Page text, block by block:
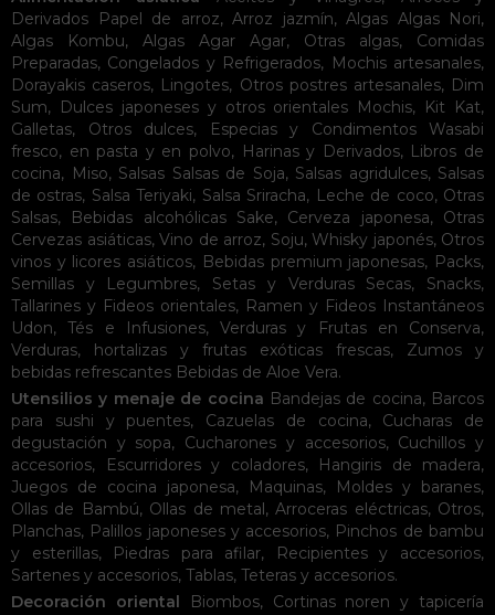
Derivados
Papel de arroz, Arroz jazmín, Algas Algas Nori,
Algas Kombu, Algas Agar Agar, Otras algas, Comidas
Preparadas, Congelados y Refrigerados, Mochis artesanales,
Dorayakis caseros, Lingotes, Otros postres artesanales, Dim
Sum, Dulces japoneses y otros orientales Mochis, Kit Kat,
Galletas, Otros dulces, Especias y Condimentos
Wasabi
fresco, en pasta y en polvo, Harinas y Derivados, Libros de
cocina, Miso, Salsas Salsas de Soja, Salsas agridulces, Salsas
de ostras, Salsa Teriyaki, Salsa Sriracha, Leche de coco, Otras
Salsas, Bebidas alcohólicas Sake, Cerveza japonesa, Otras
Cervezas asiáticas, Vino de arroz, Soju, Whisky japonés, Otros
vinos y licores asiáticos, Bebidas premium japonesas, Packs,
Semillas y Legumbres, Setas y Verduras Secas, Snacks,
Tallarines y Fideos orientales, Ramen y Fideos Instantáneos
Udon,Tés e Infusiones, Verduras y Frutas en Conserva,
Verduras, hortalizas y frutas exóticas frescas, Zumos y
bebidas refrescantes Bebidas de Aloe Vera.
Utensilios y menaje de cocina Bandejas de cocina, Barcos
para sushi y puentes, Cazuelas de cocina, Cucharas de
degustación y sopa, Cucharones y accesorios, Cuchillos y
accesorios, Escurridores y coladores, Hangiris de madera,
Juegos de cocina japonesa, Maquinas, Moldes y baranes,
Ollas de Bambú, Ollas de metal,Arroceras eléctricas, Otros,
Planchas, Palillos japoneses y accesorios, Pinchos de bambu
y esterillas, Piedras para afilar, Recipientes y accesorios,
Sartenes y accesorios, Tablas, Teteras y accesorios.
Decoración oriental
Biombos, Cortinas noren y tapicería